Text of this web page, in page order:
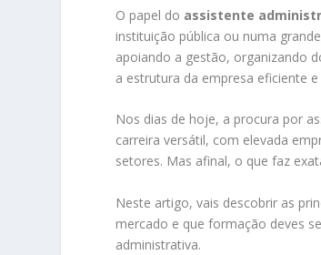
O papel do assistente
instituição pública ou numa
apoiando a gestão, organizando
a estrutura da empresa eficiente
Nos dias de hoje, a procura por
carreira versátil, com elevada
setores. Mas afinal, o que faz
Neste artigo, vais descobrir as
mercado e que formação deves
administrativa.